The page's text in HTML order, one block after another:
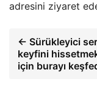
adresini ziyaret
← Sürükleyici
keyfini
için burayı